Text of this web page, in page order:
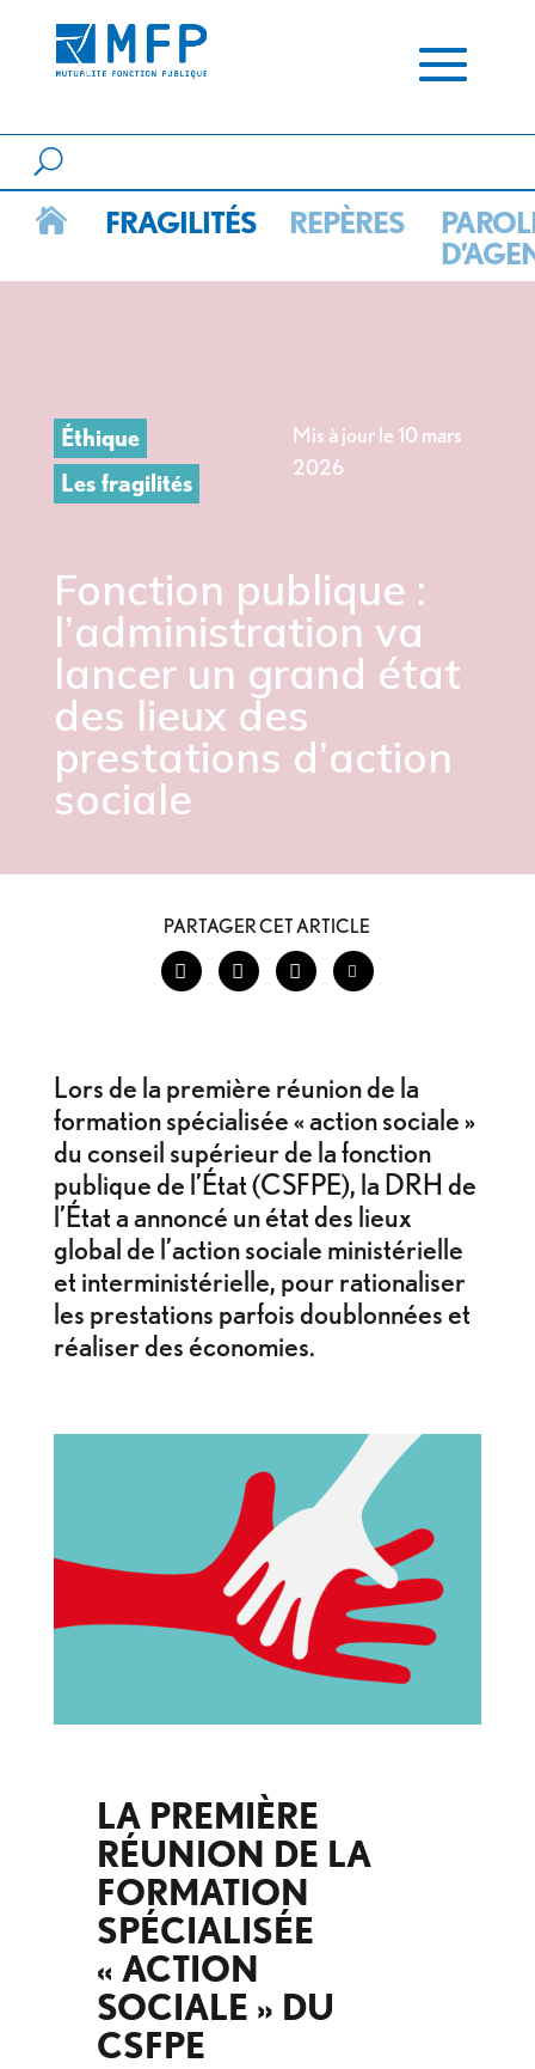
 FRAGILITÉS REPÈRES
Fonction publique :
l’administration va
lancer un grand état
des lieux des
prestations d’action
sociale
PARTAGER CET ARTICLE
Lors de la première réunion de la
formation spécialisée « action sociale »
du conseil supérieur de la fonction
publique de l’État (CSFPE), la DRH de
l’État a annoncé un état des lieux
global de l’action sociale ministérielle
et interministérielle, pour rationaliser
les prestations parfois doublonnées et
réaliser des économies.
LA PREMIÈRE
RÉUNION DE LA
FORMATION
SPÉCIALISÉE
« ACTION
SOCIALE » DU
CSFPE